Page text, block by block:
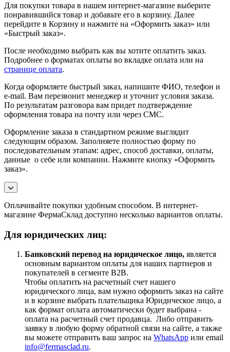
Для покупки товара в нашем интернет-магазине выберите
понравившийся товар и добавьте его в корзину. Далее
перейдите в Корзину и нажмите на «Оформить заказ» или
«Быстрый заказ».
После необходимо выбрать как вы хотите оплатить заказ.
Подробнее о форматах оплаты во вкладке оплата или на
странице оплата.
Когда оформляете быстрый заказ, напишите ФИО, телефон и
e-mail. Вам перезвонит менеджер и уточнит условия заказа.
По результатам разговора вам придет подтверждение
оформления товара на почту или через СМС.
Оформление заказа в стандартном режиме выглядит
следующим образом. Заполняете полностью форму по
последовательным этапам: адрес, способ доставки, оплаты,
данные о себе или компании. Нажмите кнопку «Оформить
заказ».
Оплачивайте покупки удобным способом. В интернет-
магазине ФермаСклад доступно несколько вариантов оплаты.
Для юридических лиц:
Банковский перевод на юридическое лицо, является
основным вариантом оплаты для наших партнеров и
покупателей в сегменте B2B.
Чтобы оплатить на расчетный счет нашего
юридического лица, вам нужно оформить заказ на сайте
и в корзине выбрать плательщика Юридическое лицо, а
как формат оплата автоматически будет выбрана -
оплата на расчетный счет продавца. Либо отправить
заявку в любую форму обратной связи на сайте, а также
вы можете отправить ваш запрос на WhatsApp или email
info@fermasclad.ru.